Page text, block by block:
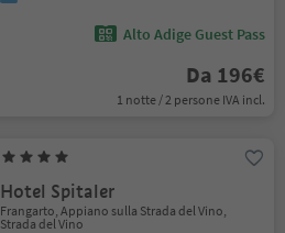
Alto Adige Guest Pass
Da 196€
1 notte / 2 persone IVA incl.
Hotel Spitaler
Frangarto, Appiano sulla Strada del Vino,
Strada del Vino